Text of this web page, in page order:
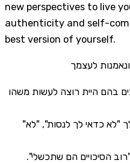
new perspectives to live
authenticity and self-
best version of yourself.
לעצמך
בהם היית רוצה לעשות משהו
"אך לפתע שמעת קול פנימי שאומר לך "לא כדאי לך לנסות", "לא